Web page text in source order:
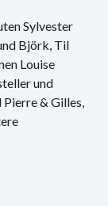
Sylvester
Björk, Til
Louise
und
Pierre & Gilles,